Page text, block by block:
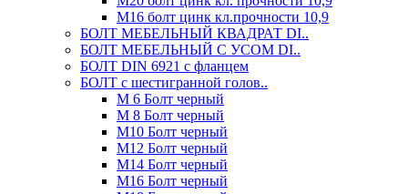
М16 болт цинк кл.прочности 10,9
БОЛТ МЕБЕЛЬНЫЙ КВАДРАТ DI..
БОЛТ МЕБЕЛЬНЫЙ С УСОМ DI..
БОЛТ DIN 6921 c фланцем
БОЛТ с шестигранной голов..
М 6 Болт черный
М 8 Болт черный
М10 Болт черный
М12 Болт черный
М14 Болт черный
М16 Болт черный